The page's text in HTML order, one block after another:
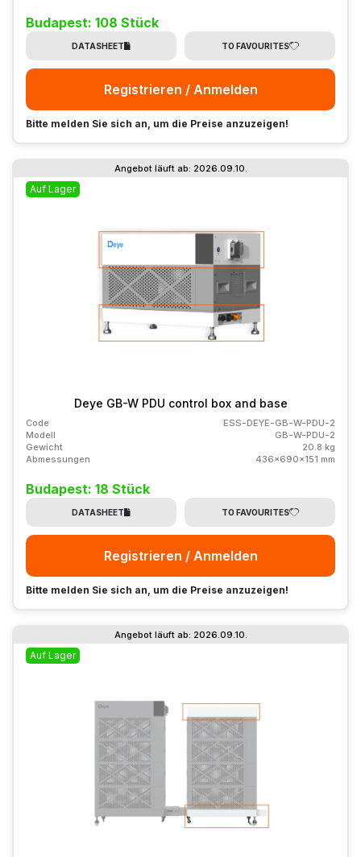
Budapest: 108 Stück
DATASHEET TO FAVOURITES
Registrieren / Anmelden
Bitte melden Sie sich an, um die Preise anzuzeigen!
Auf Lager
Deye GB-W PDU control box and base
Code
ESS-DEYE-GB-W-PDU-2
Modell
GB-W-PDU-2
Gewicht
20.8 kg
Abmessungen
436x690x151 mm
Budapest: 18 Stück
DATASHEET TO FAVOURITES
Registrieren / Anmelden
Bitte melden Sie sich an, um die Preise anzuzeigen!
Angebot läuft ab: 2026.09.10.
Auf Lager
Angebot läuft ab: 2026.09.10.